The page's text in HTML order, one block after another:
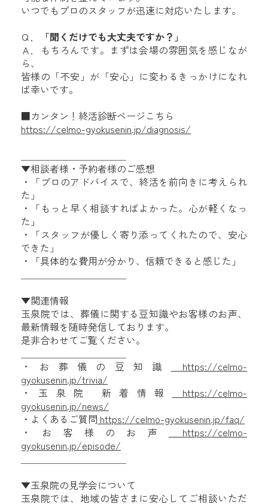
いつでもプロのスタッフが迅速に対応いたします。
Ｑ．
「聞くだけでも大丈夫ですか？」
Ａ．もちろんです。まずは会場の雰囲気を感じなが
ら、
皆様の「不安」が「安心」に変わるきっかけになれ
ば幸いです。
■カンタン！終活診断ページこちら
https://celmo-gyokusenin.jp/diagnosis/
▼相談者様・予約者様のご感想
・「 プロのアドバイスで、終活を前向きに考えられ
た」
・「もっと早く相談すればよかった。心が軽くなっ
た」
・「スタッフが優しく寄り添ってくれたので、安心
できた」
・「具体的な費用が分かり、信頼できると感じた」
▼関連情報
玉泉院では、葬儀に関する豆知識やお客様のお声、
最新情報を随時発信しております。
是非合わせてご覧ください。
・お葬儀の豆知識
https://celmo-
gyokusenin.jp/trivia/
・玉泉院 新着情報
https://celmo-
gyokusenin.jp/news/
・よくあるご質問 https://celmo-gyokusenin.jp/faq/
・お客様のお声
https://celmo-
gyokusenin.jp/episode/
▼玉泉院の見学会について
玉泉院では、地域の皆さまに安心してご相談いただ